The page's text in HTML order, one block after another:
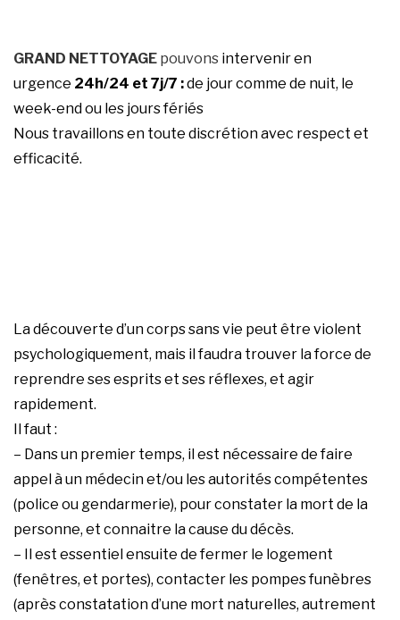
GRAND NETTOYAGE pouvons intervenir en
urgence 24h/24 et 7j/7 :de jour comme de nuit, le
week-end ou les jours fériés
Nous travaillons en toute discrétion avec respect et
efficacité.
La découverte d’un corps sans vie peut être violent
psychologiquement, mais il faudra trouver la force de
reprendre ses esprits et ses réflexes, et agir
rapidement.
Il faut :
– Dans un premier temps, il est nécessaire de faire
appel à un médecin et/ou les autorités compétentes
(police ou gendarmerie), pour constater la mort de la
personne, et connaitre la cause du décès.
– Il est essentiel ensuite de fermer le logement
(fenêtres, et portes), contacter les pompes funèbres
(après constatation d’une mort naturelles, autrement